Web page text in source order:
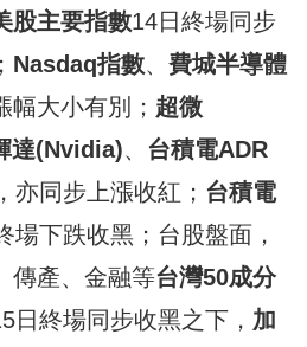
股主要指數14日終場同步
Nasdaq指數、費城半導體
幅大小有別； 超微
達(Nvidia)、 台積電ADR
亦同步上漲收紅； 台積電
場下跌收黑；台股盤面，
傳產、金融等台灣50成分
日終場同步收黑之下， 加